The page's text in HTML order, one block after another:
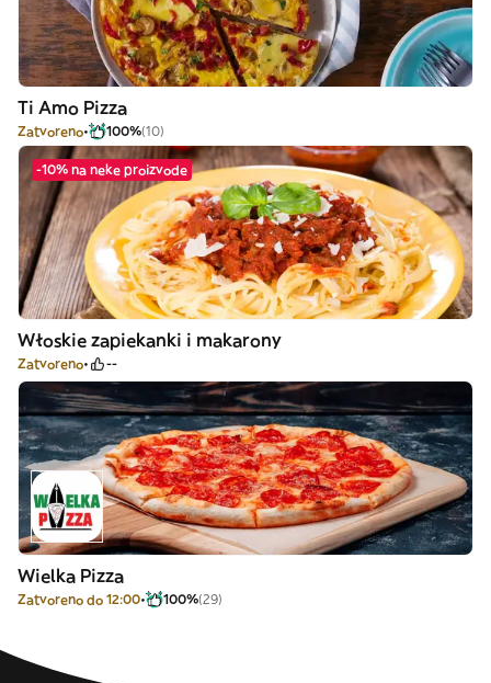
Ti Amo Pizza
Zatvoreno 100%(10)
-10% na neke proizvode
Włoskie zapiekanki i makarony
Zatvoreno --
Wielka Pizza
Zatvoreno do 12:00 100%(29)